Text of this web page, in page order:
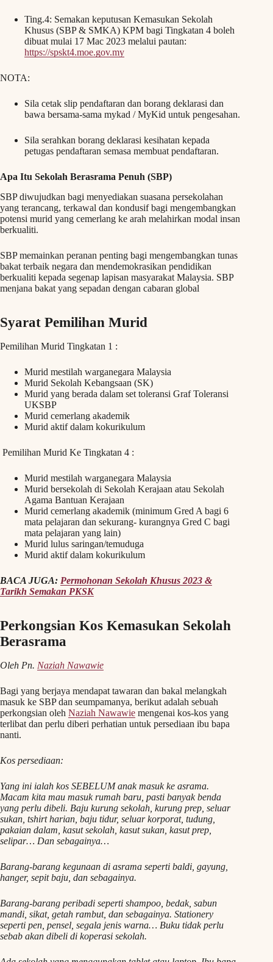
Ting.4: Semakan keputusan Kemasukan Sekolah
Khusus (SBP & SMKA) KPM bagi Tingkatan 4 boleh
dibuat mulai 17 Mac 2023 melalui pautan:
https://spskt4.moe.gov.my
NOTA:
Sila cetak slip pendaftaran dan borang deklarasi dan
bawa bersama-sama mykad / MyKid untuk pengesahan.
Sila serahkan borang deklarasi kesihatan kepada
petugas pendaftaran semasa membuat pendaftaran.
Apa Itu Sekolah Berasrama Penuh (SBP)
SBP diwujudkan bagi menyediakan suasana persekolahan
yang terancang, terkawal dan kondusif bagi mengembangkan
potensi murid yang cemerlang ke arah melahirkan modal insan
berkualiti.
SBP memainkan peranan penting bagi mengembangkan tunas
bakat terbaik negara dan mendemokrasikan pendidikan
berkualiti kepada segenap lapisan masyarakat Malaysia. SBP
menjana bakat yang sepadan dengan cabaran global
Syarat Pemilihan Murid
Pemilihan Murid Tingkatan 1 :
Murid mestilah warganegara Malaysia
Murid Sekolah Kebangsaan (SK)
Murid yang berada dalam set toleransi Graf Toleransi
UKSBP
Murid cemerlang akademik
Murid aktif dalam kokurikulum
Pemilihan Murid Ke Tingkatan 4 :
Murid mestilah warganegara Malaysia
Murid bersekolah di Sekolah Kerajaan atau Sekolah
Agama Bantuan Kerajaan
Murid cemerlang akademik (minimum Gred A bagi 6
mata pelajaran dan sekurang- kurangnya Gred C bagi
mata pelajaran yang lain)
Murid lulus saringan/temuduga
Murid aktif dalam kokurikulum
BACA JUGA: Permohonan Sekolah Khusus 2023 &
Tarikh Semakan PKSK
Perkongsian Kos Kemasukan Sekolah
Berasrama
Oleh Pn. Naziah Nawawie
Bagi yang berjaya mendapat tawaran dan bakal melangkah
masuk ke SBP dan seumpamanya, berikut adalah sebuah
perkongsian oleh Naziah Nawawie mengenai kos-kos yang
terlibat dan perlu diberi perhatian untuk persediaan ibu bapa
nanti.
Kos persediaan:
Yang ini ialah kos SEBELUM anak masuk ke asrama.
Macam kita mau masuk rumah baru, pasti banyak benda
yang perlu dibeli. Baju kurung sekolah, kurung prep, seluar
sukan, tshirt harian, baju tidur, seluar korporat, tudung,
pakaian dalam, kasut sekolah, kasut sukan, kasut prep,
selipar… Dan sebagainya…
Barang-barang kegunaan di asrama seperti baldi, gayung,
hanger, sepit baju, dan sebagainya.
Barang-barang peribadi seperti shampoo, bedak, sabun
mandi, sikat, getah rambut, dan sebagainya. Stationery
seperti pen, pensel, segala jenis warna… Buku tidak perlu
sebab akan dibeli di koperasi sekolah.